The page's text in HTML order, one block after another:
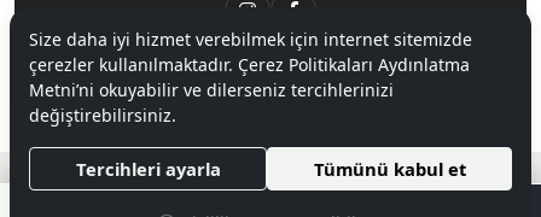
© 2020Mnpc. Tüm hakları saklıdır.
Hipotenüs Yeni Nesil E-Ticaret Sistemleri ile Hazırlanmıştır.
Size daha iyi hizmet verebilmek için internet sitemizde
çerezler kullanılmaktadır. Çerez Politikaları Aydınlatma
Metni’ni okuyabilir ve dilerseniz tercihlerinizi
değiştirebilirsiniz.
Tercihleri ayarla Tümünü kabul et